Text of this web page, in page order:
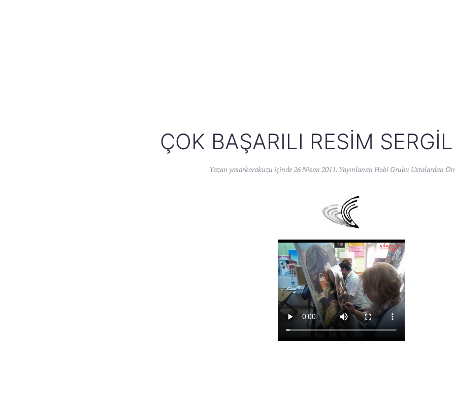
ÇOK BAŞARILI RESIM
Yazan yasarkarakuzu içinde26 Nisan 2011. Yayınlanan Hobi Grubu Ustalardan